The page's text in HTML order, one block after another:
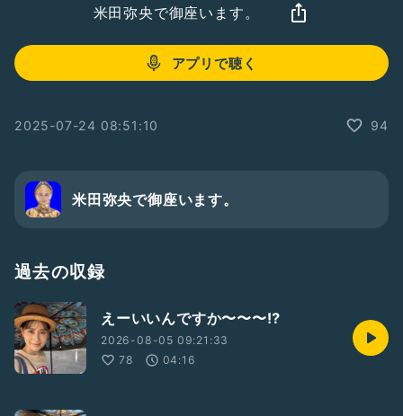
米田弥央で御座います。
アプリで聴く
2025-07-24 08:51:10 94
米田弥央で御座います。
過去の収録
えーいいんですか〜〜〜⁉️
2026-08-05 09:21:33
78
04:16